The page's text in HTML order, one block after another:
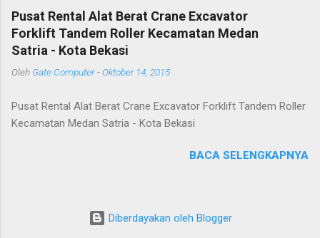
Pusat Rental Alat Berat Crane Excavator
Forklift Tandem Roller Kecamatan Medan
Satria - Kota Bekasi
Oleh Gate Computer -Oktober 14, 2015
Pusat Rental Alat Berat Crane Excavator Forklift Tandem Roller
Kecamatan Medan Satria - Kota Bekasi
BACA SELENGKAPNYA
Diberdayakan oleh Blogger